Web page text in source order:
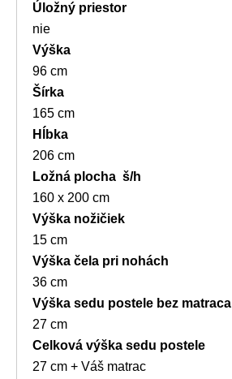
Úložný priestor
nie
Výška
96 cm
Šírka
165 cm
Hĺbka
206 cm
Ložná plocha š/h
160 x 200 cm
Výška nožičiek
15 cm
Výška čela pri nohách
36 cm
Výška sedu postele bez matraca
27 cm
Celková výška sedu postele
27 cm + Váš matrac